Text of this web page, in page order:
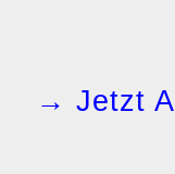
→ Jetzt